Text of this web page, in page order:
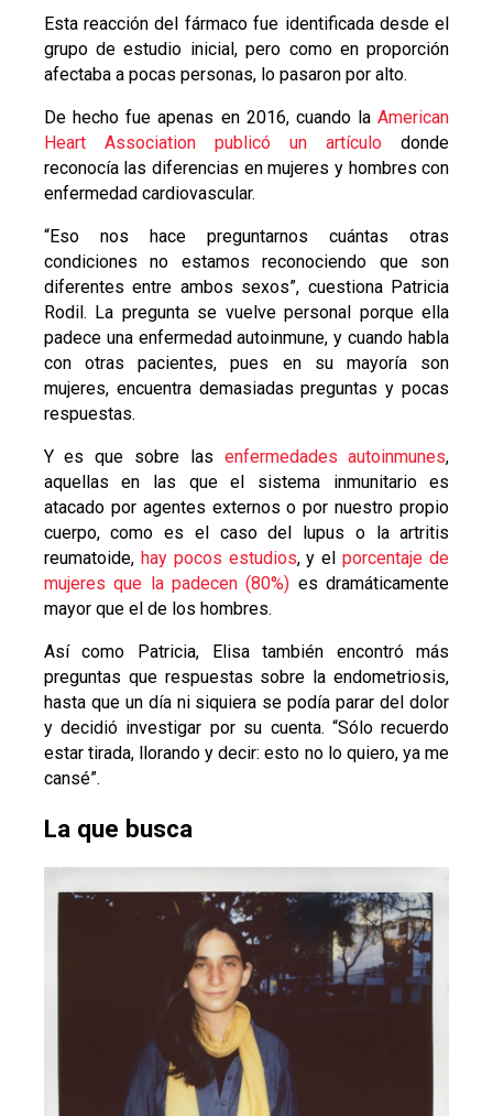
Esta reacción del fármaco fue identificada desde el
grupo de estudio inicial, pero como en proporción
afectaba a pocas personas, lo pasaron por alto.
De hecho fue apenas en 2016, cuando laAmerican
Heart Association publicó un artículo donde
reconocía las diferencias en mujeres y hombres con
enfermedad cardiovascular.
“Eso nos hace preguntarnos cuántas otras
condiciones no estamos reconociendo que son
diferentes entre ambos sexos”, cuestiona Patricia
Rodil. La pregunta se vuelve personal porque ella
padece una enfermedad autoinmune, y cuando habla
con otras pacientes, pues en su mayoría son
mujeres, encuentra demasiadas preguntas y pocas
respuestas.
Y es que sobre las enfermedades autoinmunes,
aquellas en las que el sistema inmunitario es
atacado por agentes externos o por nuestro propio
cuerpo, como es el caso del lupus o la artritis
reumatoide, hay pocos estudios, y elporcentaje de
mujeres que la padecen (80%) es dramáticamente
mayor que el de los hombres.
Así como Patricia, Elisa también encontró más
preguntas que respuestas sobre la endometriosis,
hasta que un día ni siquiera se podía parar del dolor
y decidió investigar por su cuenta. “Sólo recuerdo
estar tirada, llorando y decir: esto no lo quiero, ya me
cansé”.
La que busca